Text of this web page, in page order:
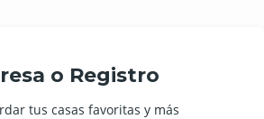
o Registro
tus casas favoritas y más